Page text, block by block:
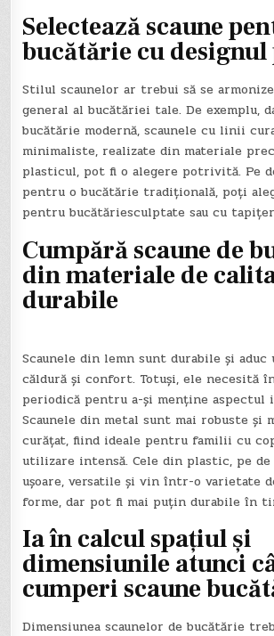
Selectează scaune
bucătărie cu
Stilul scaunelor ar trebui să se
general al bucătăriei tale. De exemplu,
bucătărie modernă, scaunele cu linii
minimaliste, realizate din materiale
plasticul, pot fi o alegere potrivită. Pe
pentru o bucătărie tradițională, poți
pentru bucătăriesculptate sau cu
Cumpără scaune de
din materiale de
durabile
Scaunele din lemn sunt durabile și
căldură și confort. Totuși, ele necesită
periodică pentru a-și menține aspectul
Scaunele din metal sunt mai robuste și
curățat, fiind ideale pentru familii cu
utilizare intensă. Cele din plastic, pe
ușoare, versatile și vin într-o varietate
forme, dar pot fi mai puțin durabile în
Ia în calcul spațiul și
dimensiunile atunci
cumperi scaune
Dimensiunea scaunelor de bucătărie